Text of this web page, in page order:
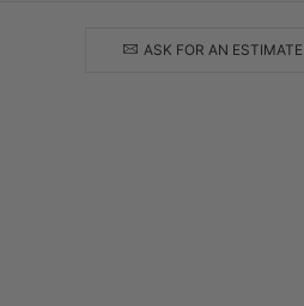
ASK FOR AN ESTIMATE